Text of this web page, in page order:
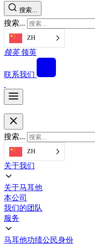
搜索...
搜索...
ZH
领英 领英
联系我们
搜索...
ZH
关于我们
关于马耳他
本公司
我们的团队
服务
马耳他功绩公民身份